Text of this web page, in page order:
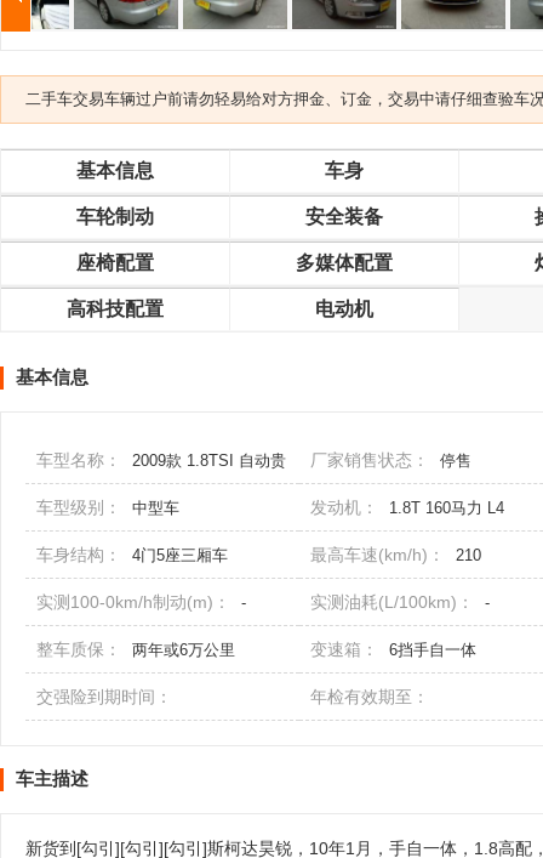
二手车交易车辆过户前请勿轻易给对方押金、订金，交易中请仔细查验车
基本信息 车身
车轮制动 安全装备
座椅配置 多媒体配置
高科技配置 电动机
基本信息
车型名称： 2009款 1.8TSI 自动贵
雅版
厂家销售状态： 停售
车型级别： 中型车 发动机： 1.8T 160马力 L4
车身结构： 4门5座三厢车 最高车速(km/h)： 210
实测100-0km/h制动(m)： - 实测油耗(L/100km)： -
整车质保： 两年或6万公里 变速箱： 6挡手自一体
交强险到期时间： 年检有效期至：
车主描述
新货到[勾引][勾引][勾引]斯柯达昊锐，10年1月，手自一体，1.8高